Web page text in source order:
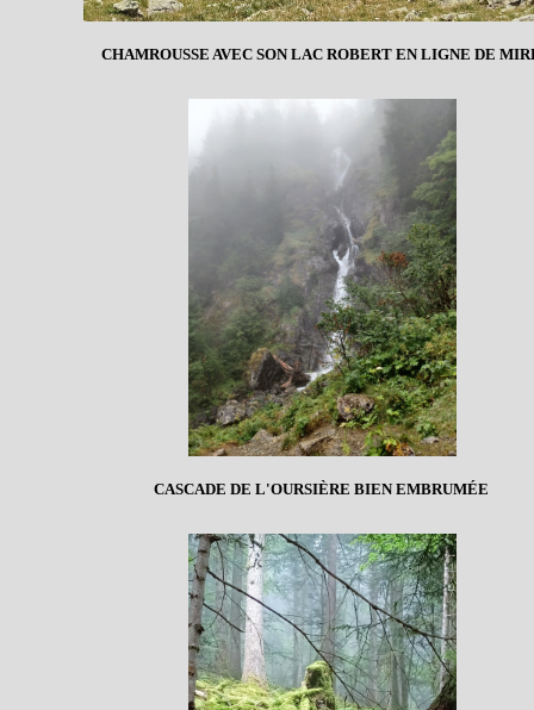
CHAMROUSSE AVEC SON LAC ROBERT EN LIGNE DE
CASCADE DE L'OURSIÈRE BIEN EMBRUMÉE